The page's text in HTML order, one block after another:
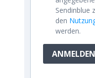
Sendinblue
den
werden.
ANMELDEN